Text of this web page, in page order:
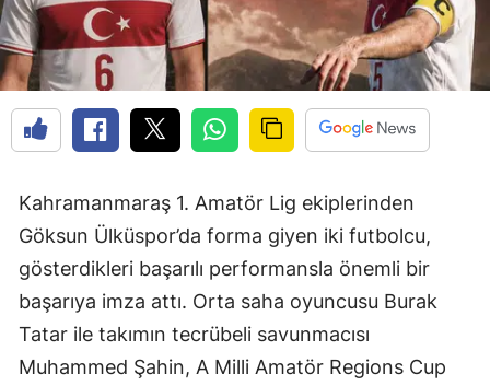
Kahramanmaraş 1. Amatör Lig ekiplerinden
Göksun Ülküspor’da forma giyen iki futbolcu,
gösterdikleri başarılı performansla önemli bir
başarıya imza attı. Orta saha oyuncusu Burak
Tatar ile takımın tecrübeli savunmacısı
Muhammed Şahin, A Milli Amatör Regions Cup